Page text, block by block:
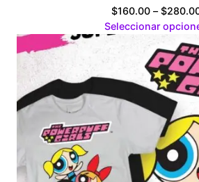
$160.00 – $
Seleccionar